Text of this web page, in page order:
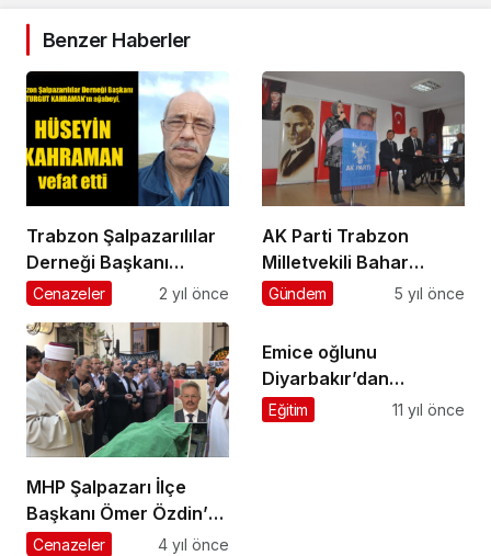
Benzer Haberler
Trabzon Şalpazarılılar
Derneği Başkanı
Turgut Kahraman’ın
Kahraman vefat etti
Cenazeler 2 yıl önce
AK Parti Trabzon
Milletvekili Bahar
Ayvazoğlu: “2023 Bizim
Gündem 5 yıl önce
MHP Şalpazarı İlçe
Başkanı Ömer Özdin’e
son görev
Cenazeler 4 yıl önce
Emice oğlunu
Diyarbakır’dan
evlendirdi
Eğitim 11 yıl önce